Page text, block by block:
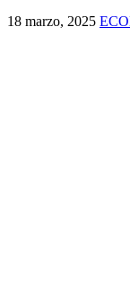
18 marzo, 2025